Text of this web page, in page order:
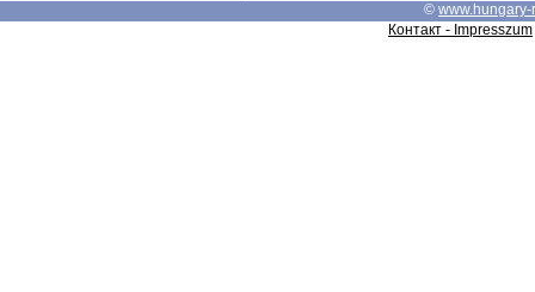
© www.hungary-
Контакт - Impresszum